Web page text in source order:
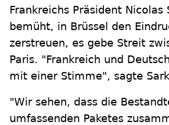
Frankreichs Präsident Nicolas
bemüht, in Brüssel den
zerstreuen, es gebe Streit
Paris. "Frankreich und
mit einer Stimme", sagte
"Wir sehen, dass die
umfassenden Paketes